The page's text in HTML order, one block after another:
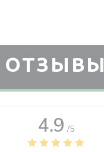
cookies
ОТЗЫВЫ
4.9 /5